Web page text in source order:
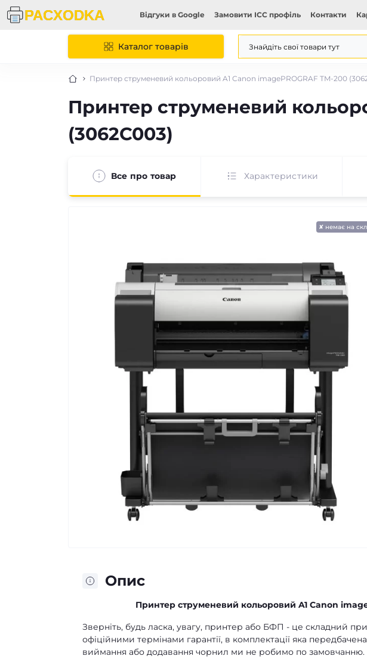
Відгуки в Google Замовити ICC профіль Контакти
Каталог товарів
Принтер струменевий кольоровий A1 Canon imagePROGRAF TM-200
Принтер струменевий
(3062C003)
Все про товар Характеристики
✘ немає на
Опис
Принтер струменевий кольоровий A1 Canon
Зверніть, будь ласка, увагу, принтер або БФП - це складний
офіційними термінами гарантії, в комплектації яка
виймання або додавання чорнил ми не робимо по замовчанню.